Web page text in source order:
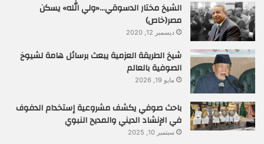
الشيخ مختار الدسوقي…«ولي الله» يسكن
مصر(خاص)
ديسمبر 12, 2020
شيخ الطريقة العزمية يبعث برسائل هامة لشيوخ
الصوفية بالعالم
مايو 19, 2026
باحث صوفي يكشف مشروعية إستخدام الدفوف
في الإنشاد الديني والمديح النبوي
سبتمبر 10, 2025